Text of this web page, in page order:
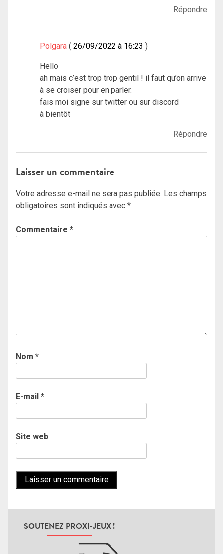
Répondre
Polgara 26/09/2022 à 16:23
Hello
ah mais c’est trop trop gentil ! il faut qu’on arrive
à se croiser pour en parler.
fais moi signe sur twitter ou sur discord
à bientôt
Répondre
Laisser un commentaire
Votre adresse e-mail ne sera pas publiée. Les champs
obligatoires sont indiqués avec *
Commentaire *
Nom *
E-mail *
Site web
SOUTENEZ PROXI-JEUX !